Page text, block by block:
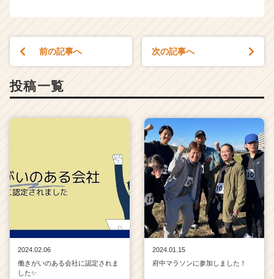
前の記事へ 次の記事へ
投稿一覧
2024.02.06
働きがいのある会社に認定されま
した✨
2024.01.15
府中マラソンに参加しました！